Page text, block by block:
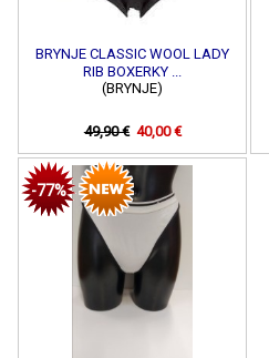
BRYNJE CLASSIC WOOL LADY
RIB BOXERKY ...
(BRYNJE)
49,90 € 40,00 €
-77%